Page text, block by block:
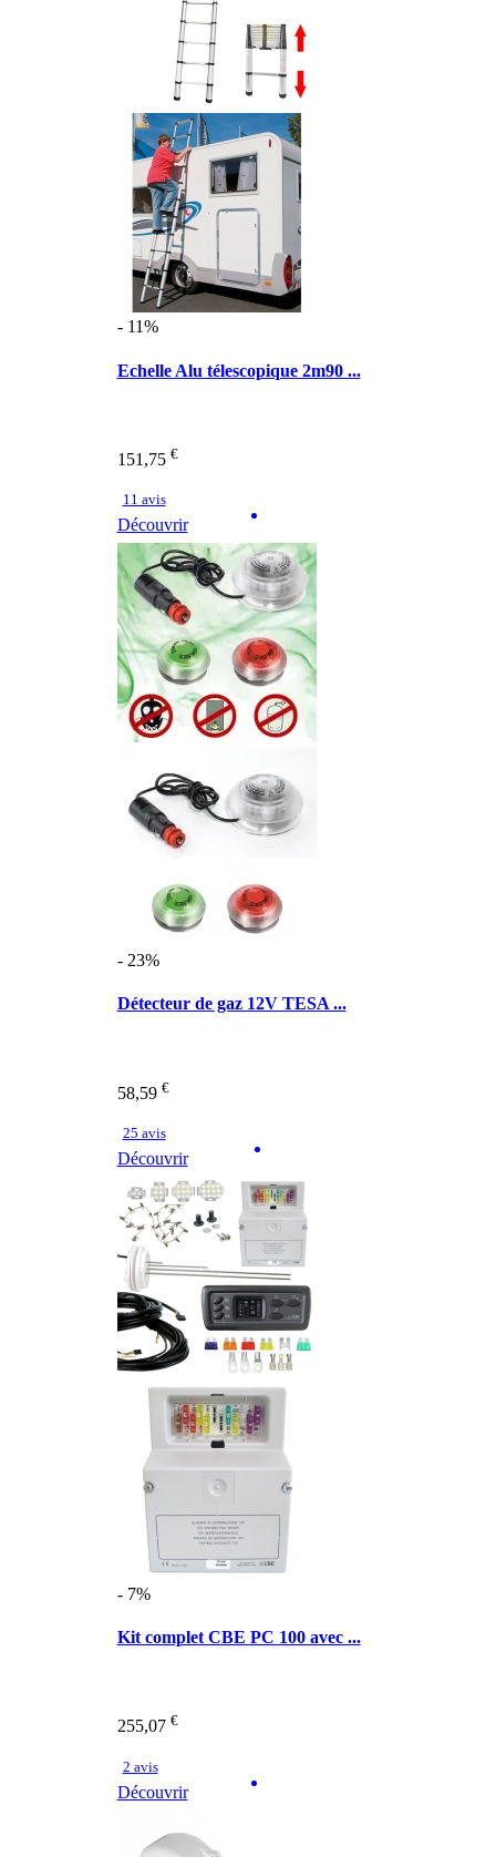
- 11%
Echelle Alu télescopique 2m90 ...
151,75 €
11 avis
Découvrir
- 23%
Détecteur de gaz 12V TESA ...
58,59 €
25 avis
Découvrir
- 7%
Kit complet CBE PC 100 avec ...
255,07 €
2 avis
Découvrir